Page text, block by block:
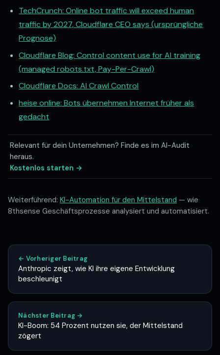
TechCrunch: Online bot traffic will exceed human
traffic by 2027, Cloudflare CEO says (ursprüngliche
Prognose)
Cloudflare Blog: Control content use for AI training
(managed robots.txt, Pay-Per-Crawl)
Cloudflare Docs: AI Crawl Control
heise online: Bots übernehmen Internet früher als
gedacht
Relevant für dein Unternehmen? Finde es im AI-Audit
heraus.
Kostenlos starten →
Weiterführend: KI-Automation für den Mittelstand — wie
8thsense Geschäftsprozesse analysiert und automatisiert.
← Vorheriger Beitrag
Anthropic zeigt, wie KI ihre eigene Entwicklung
beschleunigt
Nächster Beitrag →
KI-Boom: 54 Prozent nutzen sie, der Mittelstand
zögert
Kontakt KI-Automation
Impressum Datenschutz
Cookie-Einstellungen